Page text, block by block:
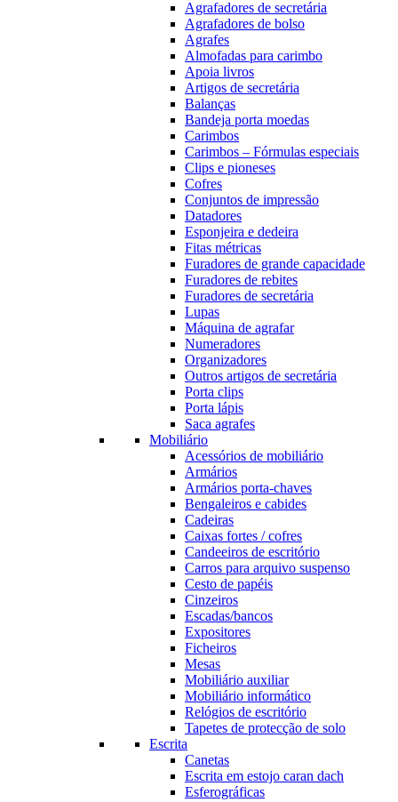
Agrafadores de secretária
Agrafadores de bolso
Agrafes
Almofadas para carimbo
Apoia livros
Artigos de secretária
Balanças
Bandeja porta moedas
Carimbos
Carimbos – Fórmulas especiais
Clips e pioneses
Cofres
Conjuntos de impressão
Datadores
Esponjeira e dedeira
Fitas métricas
Furadores de grande capacidade
Furadores de rebites
Furadores de secretária
Lupas
Máquina de agrafar
Numeradores
Organizadores
Outros artigos de secretária
Porta clips
Porta lápis
Saca agrafes
Mobiliário
Acessórios de mobiliário
Armários
Armários porta-chaves
Bengaleiros e cabides
Cadeiras
Caixas fortes / cofres
Candeeiros de escritório
Carros para arquivo suspenso
Cesto de papéis
Cinzeiros
Escadas/bancos
Expositores
Ficheiros
Mesas
Mobiliário auxiliar
Mobiliário informático
Relógios de escritório
Tapetes de protecção de solo
Escrita
Canetas
Escrita em estojo caran dach
Esferográficas